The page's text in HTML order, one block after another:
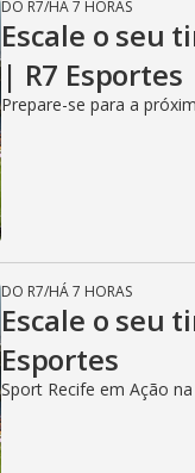
DO R7/HÁ 7 HORAS
Escale o seu
| R7 Esportes
Prepare-se para a
DO R7/HÁ 7 HORAS
Escale o seu
Esportes
Sport Recife em Ação na